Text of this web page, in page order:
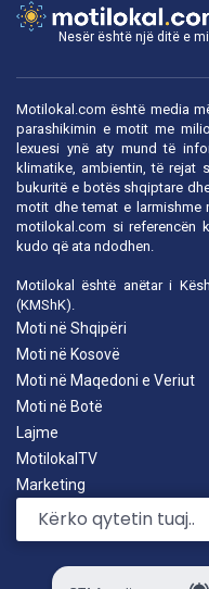
Nesër është një ditë e
Motilokal.com është media
parashikimin e motit me
lexuesi ynë aty mund të
klimatike, ambientin, të rejat
bukuritë e botës shqiptare
motit dhe temat e larmishme
motilokal.com si referencën
kudo që ata ndodhen.
Motilokal është anëtar i
(KMShK).
Moti në Shqipëri
Moti në Kosovë
Moti në Maqedoni e Veriut
Moti në Botë
Lajme
MotilokalTV
Marketing